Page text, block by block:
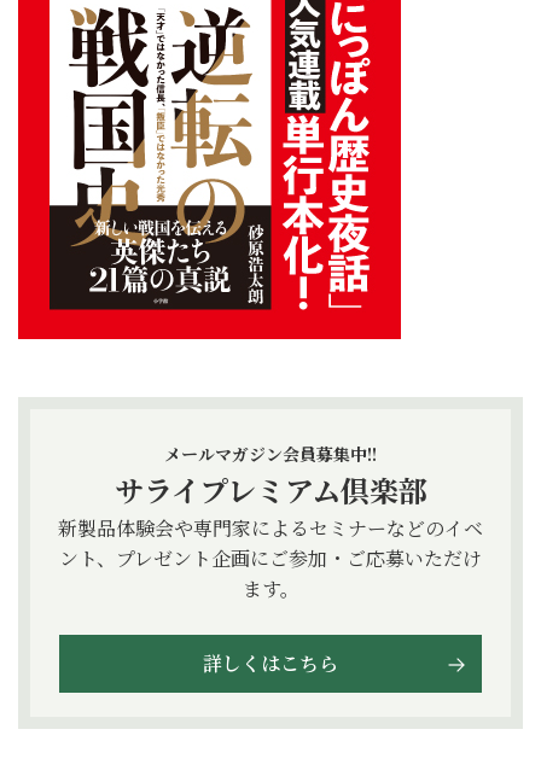
メールマガジン会員募集中!!
サライプレミアム倶楽部
新製品体験会や専門家によるセミナーなどのイベ
ント、プレゼント企画にご参加・ご応募いただけ
ます。
詳しくはこちら